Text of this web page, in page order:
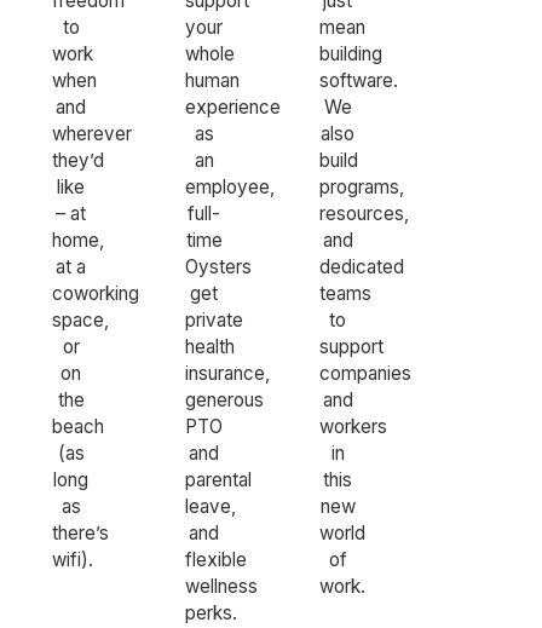
to
work
when
and
wherever
they’d
like
– at
home,
at a
coworking
space,
or
on
the
beach
(as
long
as
there’s
wifi).
your
whole
human
experience
as
an
employee,
full-
time
Oysters
get
private
health
insurance,
generous
PTO
and
parental
leave,
and
flexible
wellness
perks.
mean
building
software.
We
also
build
programs,
resources,
and
dedicated
teams
to
support
companies
and
workers
in
this
new
world
of
work.